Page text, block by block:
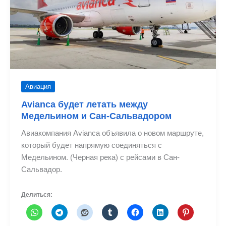
и
Карибском
бассейне
Авиация
Avianca будет летать между
Медельином и Сан-Сальвадором
Авиакомпания Avianca объявила о новом маршруте,
который будет напрямую соединяться с
Медельином. (Черная река) с рейсами в Сан-
Сальвадор.
Делиться: